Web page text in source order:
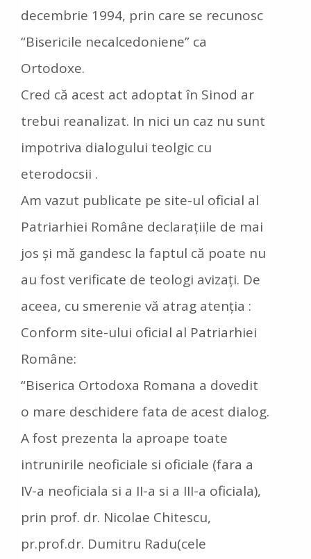
decembrie 1994, prin care se recunosc
“Bisericile necalcedoniene” ca
Ortodoxe.
Cred că acest act adoptat în Sinod ar
trebui reanalizat. In nici un caz nu sunt
impotriva dialogului teolgic cu
eterodocsii .
Am vazut publicate pe site-ul oficial al
Patriarhiei Române declarațiile de mai
jos și mă gandesc la faptul că poate nu
au fost verificate de teologi avizați. De
aceea, cu smerenie vă atrag atenția :
Conform site-ului oficial al Patriarhiei
Române:
“Biserica Ortodoxa Romana a dovedit
o mare deschidere fata de acest dialog.
A fost prezenta la aproape toate
intrunirile neoficiale si oficiale (fara a
IV-a neoficiala si a II-a si a III-a oficiala),
prin prof. dr. Nicolae Chitescu,
pr.prof.dr. Dumitru Radu(cele